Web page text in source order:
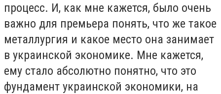
процесс. И, как мне кажется, было очень
важно для премьера понять, что же такое
металлургия и какое место она занимает
в украинской экономике. Мне кажется,
ему стало абсолютно понятно, что это
фундамент украинской экономики, на